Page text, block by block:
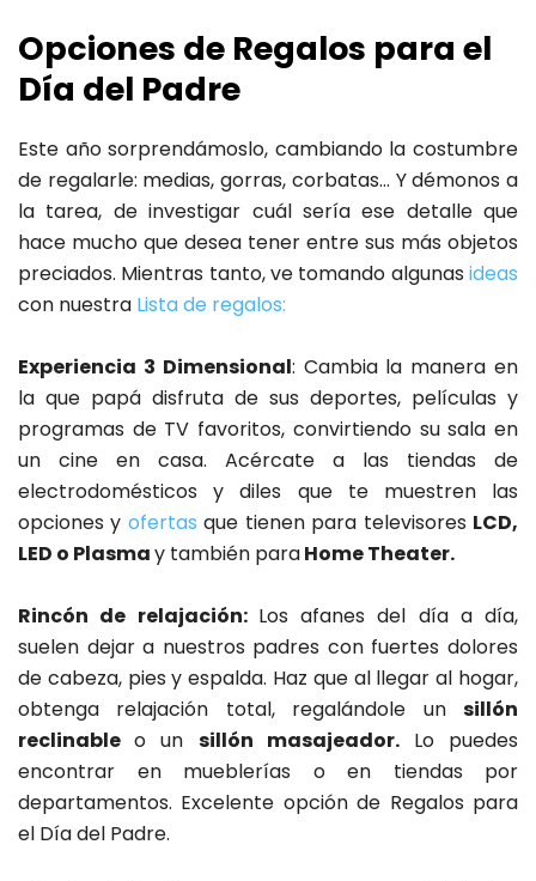
Opciones de Regalos para el
Día del Padre
Este año sorprendámoslo, cambiando la costumbre
de regalarle: medias, gorras, corbatas… Y démonos a
la tarea, de investigar cuál sería ese detalle que
hace mucho que desea tener entre sus más objetos
preciados. Mientras tanto, ve tomando algunas ideas
con nuestra Lista de regalos:
Experiencia 3 Dimensional: Cambia la manera en
la que papá disfruta de sus deportes, películas y
programas de TV favoritos, convirtiendo su sala en
un cine en casa. Acércate a las tiendas de
electrodomésticos y diles que te muestren las
opciones y ofertas que tienen para televisores LCD,
LED o Plasmay también paraHome Theater.
Rincón de relajación: Los afanes del día a día,
suelen dejar a nuestros padres con fuertes dolores
de cabeza, pies y espalda. Haz que al llegar al hogar,
obtenga relajación total, regalándole un sillón
reclinableo un sillón masajeador.Lo puedes
encontrar en mueblerías o en tiendas por
departamentos. Excelente opción de Regalos para
el Día del Padre.